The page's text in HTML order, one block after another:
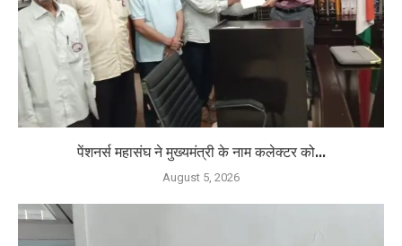
पेंशनर्स महासंघ ने मुख्यमंत्री के नाम कलेक्टर को...
August 5, 2026